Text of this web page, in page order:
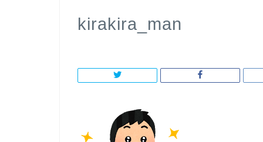
kirakira_man